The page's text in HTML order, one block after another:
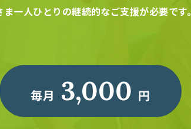
ま一人ひとりの継続的なご支援が必要です。
毎月 3,000 円